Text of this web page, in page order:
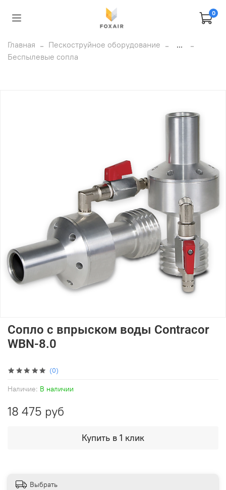
0
Главная Пескоструйное оборудование
...
Беспылевые сопла
(0)
Наличие: В наличии
Сопло с впрыском воды Contracor
WBN-8.0
18 475 руб
Купить в 1 клик
Выбрать